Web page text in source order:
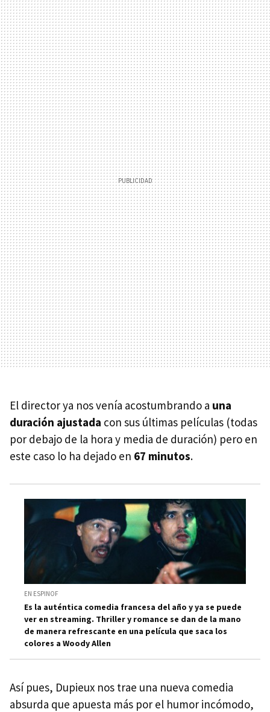
El director ya nos venía acostumbrando a una
duración ajustada con sus últimas películas (todas
por debajo de la hora y media de duración) pero en
este caso lo ha dejado en 67 minutos.
EN ESPINOF
Es la auténtica comedia francesa del año y ya se puede
ver en streaming. Thriller y romance se dan de la mano
de manera refrescante en una película que saca los
colores a Woody Allen
Así pues, Dupieux nos trae una nueva comedia
absurda que apuesta más por el humor incómodo,